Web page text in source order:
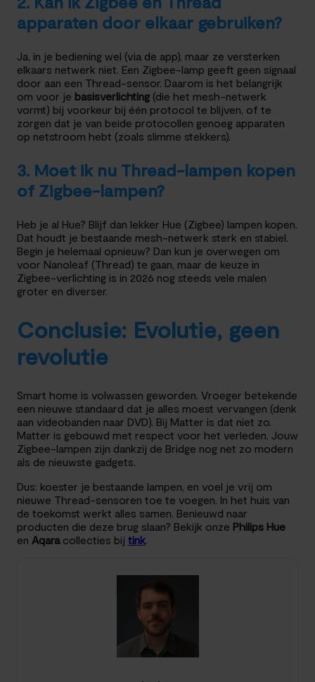
apparaten door elkaar gebruiken?
Ja, in je bediening wel (via de app), maar ze versterken
elkaars netwerk niet. Een Zigbee-lamp geeft geen signaal
door aan een Thread-sensor. Daarom is het belangrijk
om voor je basisverlichting (die het mesh-netwerk
vormt) bij voorkeur bij één protocol te blijven, of te
zorgen dat je van beide protocollen genoeg apparaten
op netstroom hebt (zoals slimme stekkers).
3. Moet ik nu Thread-lampen kopen
of Zigbee-lampen?
Heb je al Hue? Blijf dan lekker Hue (Zigbee) lampen kopen.
Dat houdt je bestaande mesh-netwerk sterk en stabiel.
Begin je helemaal opnieuw? Dan kun je overwegen om
voor Nanoleaf (Thread) te gaan, maar de keuze in
Zigbee-verlichting is in 2026 nog steeds vele malen
groter en diverser.
Conclusie: Evolutie, geen
revolutie
Smart home is volwassen geworden. Vroeger betekende
een nieuwe standaard dat je alles moest vervangen (denk
aan videobanden naar DVD). Bij Matter is dat niet zo.
Matter is gebouwd met respect voor het verleden. Jouw
Zigbee-lampen zijn dankzij de Bridge nog net zo modern
als de nieuwste gadgets.
Dus: koester je bestaande lampen, en voel je vrij om
nieuwe Thread-sensoren toe te voegen. In het huis van
de toekomst werkt alles samen. Benieuwd naar
producten die deze brug slaan? Bekijk onze Philips Hue
en Aqara collecties bij tink